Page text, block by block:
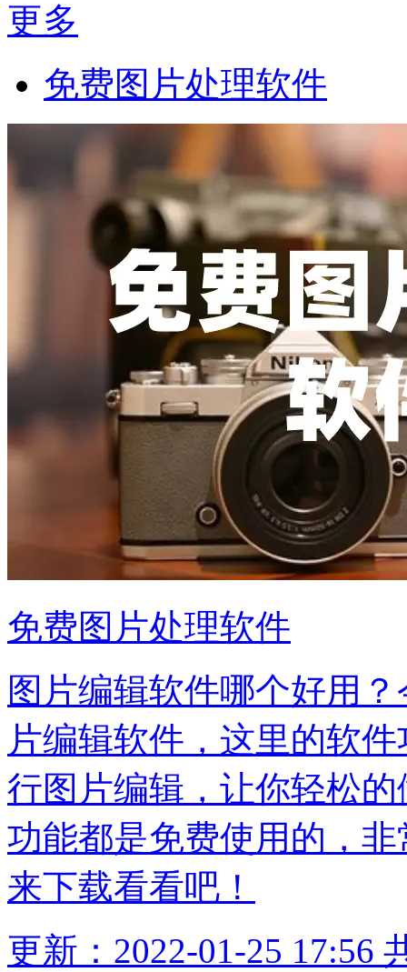
更多
免费图片处理软件
免费图片处理软件
图片编辑软件哪个好用
片编辑软件，这里的软
行图片编辑，让你轻松
功能都是免费使用的，
来下载看看吧！
更新：2022-01-25 17:56